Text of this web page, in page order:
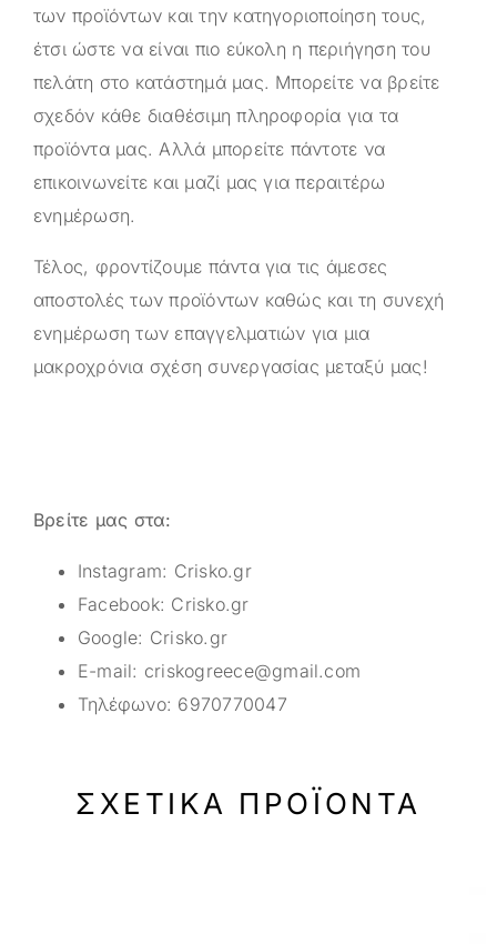
των προϊόντων και την κατηγοριοποίηση τους,
έτσι ώστε να είναι πιο εύκολη η περιήγηση του
πελάτη στο κατάστημά μας. Μπορείτε να βρείτε
σχεδόν κάθε διαθέσιμη πληροφορία για τα
προϊόντα μας. Αλλά μπορείτε πάντοτε να
επικοινωνείτε και μαζί μας για περαιτέρω
ενημέρωση.
Τέλος, φροντίζουμε πάντα για τις άμεσες
αποστολές των προϊόντων καθώς και τη συνεχή
ενημέρωση των επαγγελματιών για μια
μακροχρόνια σχέση συνεργασίας μεταξύ μας!
Βρείτε μας στα:
Instagram: Crisko.gr
Facebook: Crisko.gr
Google: Crisko.gr
E-mail: criskogreece@gmail.com
Τηλέφωνο: 6970770047
ΣΧΕΤΙΚΆ ΠΡΟΪΌΝΤΑ